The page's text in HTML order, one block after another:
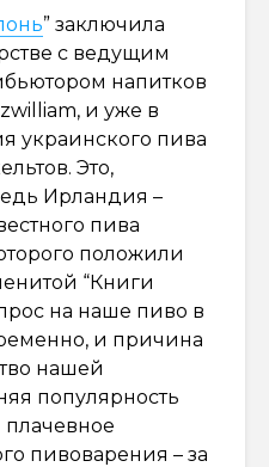
” заключила
с ведущим
напитков
и уже в
украинского пива
Это,
Ирландия –
пива
положили
“Книги
на наше пиво в
и причина
нашей
популярность
пивоварения – за